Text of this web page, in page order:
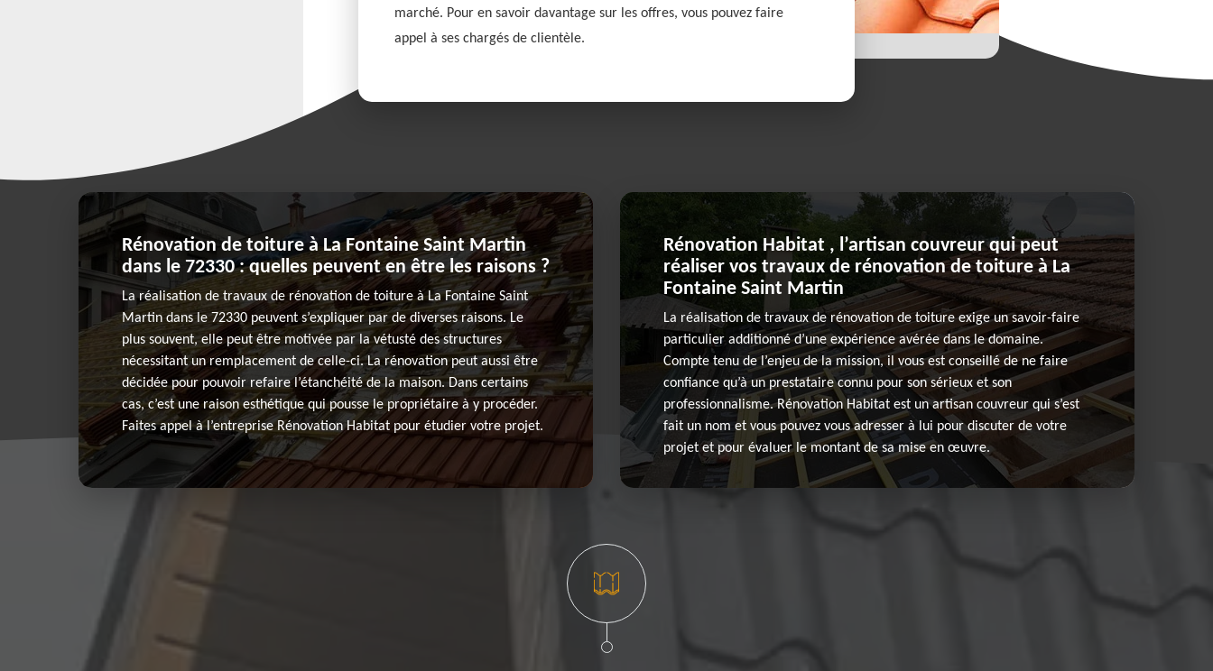
marché. Pour en savoir davantage sur les offres, vous pouvez faire
appel à ses chargés de clientèle.
Rénovation de toiture à La Fontaine Saint Martin
dans le 72330 : quelles peuvent en être les raisons ?
La réalisation de travaux de rénovation de toiture à La Fontaine Saint
Martin dans le 72330 peuvent s’expliquer par de diverses raisons. Le
plus souvent, elle peut être motivée par la vétusté des structures
nécessitant un remplacement de celle-ci. La rénovation peut aussi être
décidée pour pouvoir refaire l’étanchéité de la maison. Dans certains
cas, c’est une raison esthétique qui pousse le propriétaire à y procéder.
Faites appel à l’entreprise Rénovation Habitat pour étudier votre projet.
Rénovation Habitat , l’artisan couvreur qui peut
réaliser vos travaux de rénovation de toiture à La
Fontaine Saint Martin
La réalisation de travaux de rénovation de toiture exige un savoir-faire
particulier additionné d’une expérience avérée dans le domaine.
Compte tenu de l’enjeu de la mission, il vous est conseillé de ne faire
confiance qu’à un prestataire connu pour son sérieux et son
professionnalisme. Rénovation Habitat est un artisan couvreur qui s’est
fait un nom et vous pouvez vous adresser à lui pour discuter de votre
projet et pour évaluer le montant de sa mise en œuvre.